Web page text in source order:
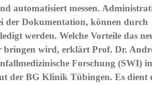
automatisiert messen.
der Dokumentation, können durch
werden. Welche Vorteile das
wird, erklärt Prof. Dr.
Forschung (SWI)
der BG Klinik Tübingen. Es dient